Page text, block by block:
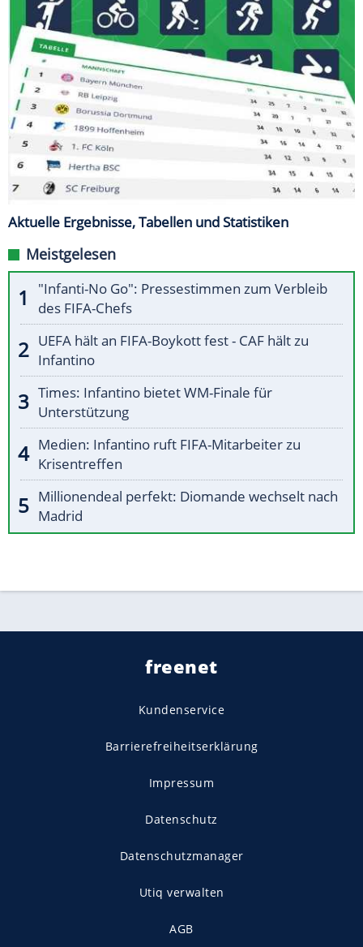
Aktuelle Ergebnisse, Tabellen und Statistiken
Meistgelesen
"Infanti-No Go": Pressestimmen zum Verbleib
des FIFA-Chefs
UEFA hält an FIFA-Boykott fest - CAF hält zu
Infantino
Times: Infantino bietet WM-Finale für
Unterstützung
Medien: Infantino ruft FIFA-Mitarbeiter zu
Krisentreffen
Millionendeal perfekt: Diomande wechselt nach
Madrid
freenet
Kundenservice
Barrierefreiheitserklärung
Impressum
Datenschutz
Datenschutzmanager
Utiq verwalten
AGB